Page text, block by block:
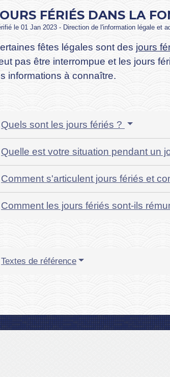
FÉRIÉS DANS LA
le 01 Jan 2023 - Direction de l'information légale et
fêtes légales sont des jours
pas être interrompue et les jours
informations à connaître.
Quels sont les jours fériés ?
Quelle est votre situation pendant un
Comment s'articulent jours fériés et
Comment les jours fériés sont-ils
Textes de référence